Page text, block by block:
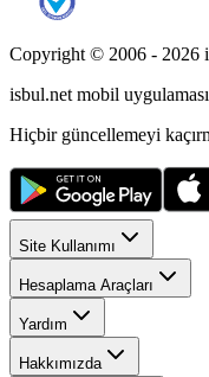
Copyright © 2006 - 2026
isbul.net mobil
Hiçbir güncellemeyi
Site Kullanımı
Hesaplama Araçları
Yardım
Hakkımızda